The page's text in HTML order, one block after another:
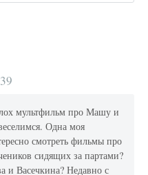
мультфильм про Машу и
Одна моя
смотреть фильмы про
сидящих за партами?
и Васечкина? Недавно с